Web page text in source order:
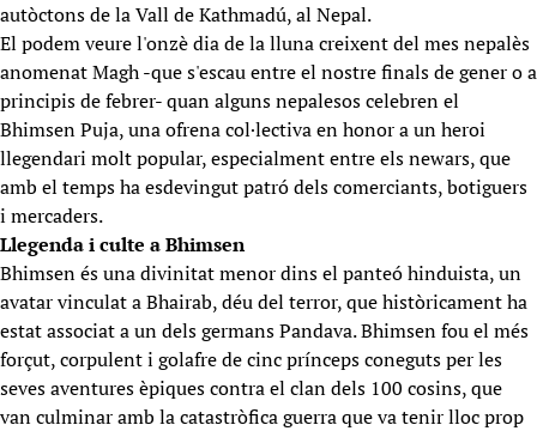
autòctons de la Vall de Kathmadú, al Nepal.
El podem veure l'onzè dia de la lluna creixent del mes nepalès
anomenat Magh -que s'escau entre el nostre finals de gener o a
principis de febrer- quan alguns nepalesos celebren el
Bhimsen Puja, una ofrena col·lectiva en honor a un heroi
llegendari molt popular, especialment entre els newars, que
amb el temps ha esdevingut patró dels comerciants, botiguers
i mercaders.
Llegenda i culte a Bhimsen
Bhimsen és una divinitat menor dins el panteó hinduista, un
avatar vinculat a Bhairab, déu del terror, que històricament ha
estat associat a un dels germans Pandava. Bhimsen fou el més
forçut, corpulent i golafre de cinc prínceps coneguts per les
seves aventures èpiques contra el clan dels 100 cosins, que
van culminar amb la catastròfica guerra que va tenir lloc prop